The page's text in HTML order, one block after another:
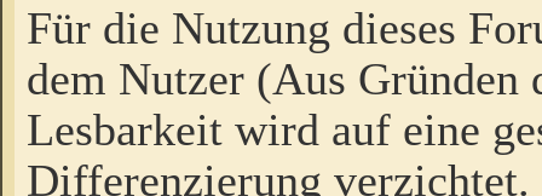
Für die Nutzung dieses
dem Nutzer (Aus Gründen
Lesbarkeit wird auf eine
Differenzierung